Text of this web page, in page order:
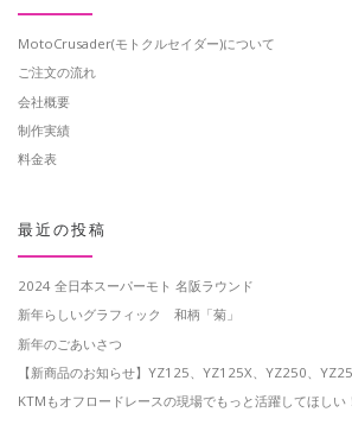
MotoCrusader(モトクルセイダー)について
ご注文の流れ
会社概要
制作実績
料金表
最近の投稿
2024 全日本スーパーモト 名阪ラウンド
新年らしいグラフィック 和柄「菊」
新年のごあいさつ
【新商品のお知らせ】YZ125、YZ125X、YZ250、
KTMもオフロードレースの現場でもっと活躍してほしい！